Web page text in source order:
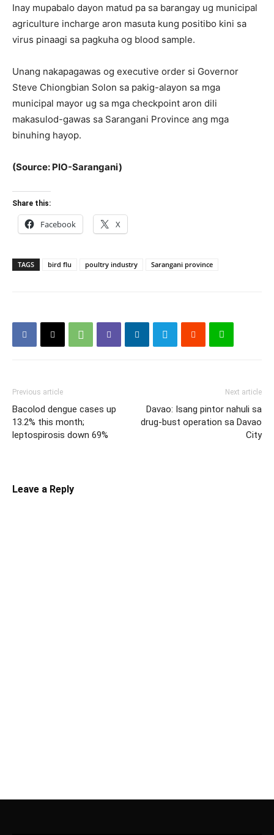
Inay mupabalo dayon matud pa sa barangay ug municipal
agriculture incharge aron masuta kung positibo kini sa
virus pinaagi sa pagkuha og blood sample.
Unang nakapagawas og executive order si Governor
Steve Chiongbian Solon sa pakig-alayon sa mga
municipal mayor ug sa mga checkpoint aron dili
makasulod-gawas sa Sarangani Province ang mga
binuhing hayop.
(Source: PIO-Sarangani)
Share this:
Facebook X
TAGS bird flu poultry industry Sarangani province
Previous article
Bacolod dengue cases up
13.2% this month;
leptospirosis down 69%
Next article
Davao: Isang pintor nahuli sa
drug-bust operation sa Davao
City
Leave a Reply